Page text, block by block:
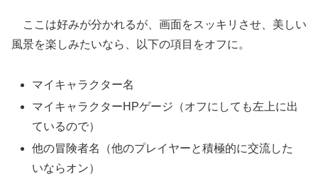
ここは好みが分かれるが、画面をスッキリさせ、美しい
風景を楽しみたいなら、以下の項目をオフに。
マイキャラクター名
マイキャラクターHPゲージ（オフにしても左上に出
ているので）
他の冒険者名（他のプレイヤーと積極的に交流した
いならオン）